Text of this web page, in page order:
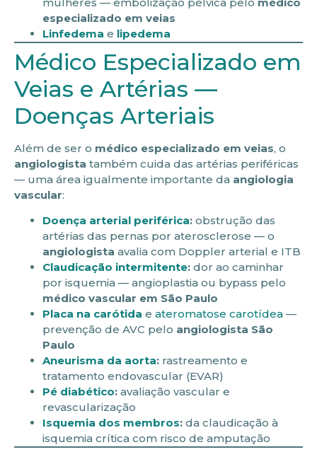
especializado em veias
Linfedema e lipedema
Médico Especializado em
Veias e Artérias —
Doenças Arteriais
Além de ser o médico especializado em veias, o
angiologista também cuida das artérias periféricas
— uma área igualmente importante da angiologia
vascular:
Doença arterial periférica: obstrução das
artérias das pernas por aterosclerose — o
angiologista avalia com Doppler arterial e ITB
Claudicação intermitente: dor ao caminhar
por isquemia — angioplastia ou bypass pelo
médico vascular em São Paulo
Placa na carótida e ateromatose carotídea —
prevenção de AVC pelo angiologista São
Paulo
Aneurisma da aorta: rastreamento e
tratamento endovascular (EVAR)
Pé diabético: avaliação vascular e
revascularização
Isquemia dos membros: da claudicação à
isquemia crítica com risco de amputação